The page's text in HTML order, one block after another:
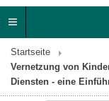
Startseite
Vernetzung von
Diensten - eine